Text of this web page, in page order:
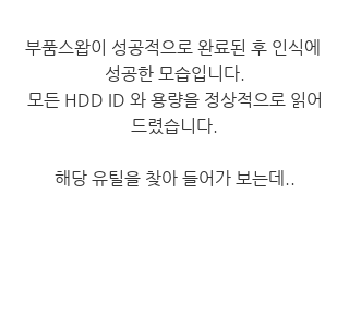
부품스왑이 성공적으로 완료된 후 인식에
성공한 모습입니다.
모든 HDD ID 와 용량을 정상적으로 읽어
드렸습니다.
​해당 유틸을 찾아 들어가 보는데..